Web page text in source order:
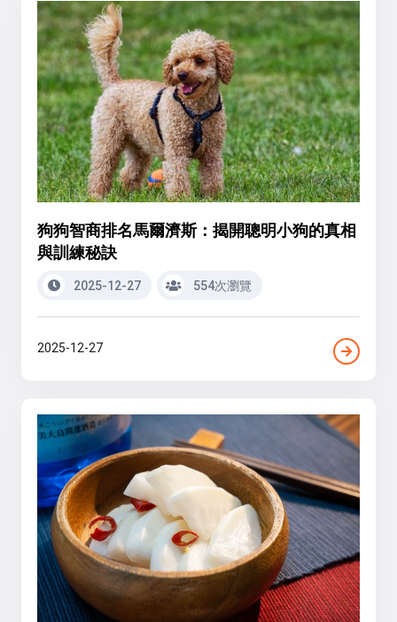
狗狗智商排名馬爾濟斯：揭開聰明小狗的真相
與訓練秘訣
2025-12-27 554次瀏覽
2025-12-27